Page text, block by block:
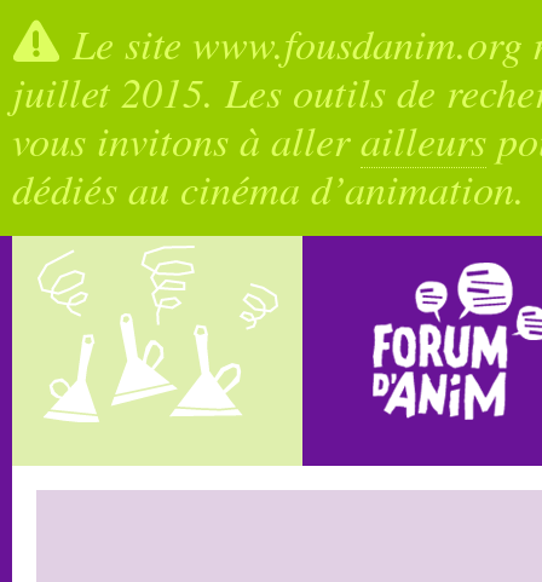
Le site
juillet 2015. Les outils de
vous invitons à allerailleurs
dédiés au cinéma d’animation.